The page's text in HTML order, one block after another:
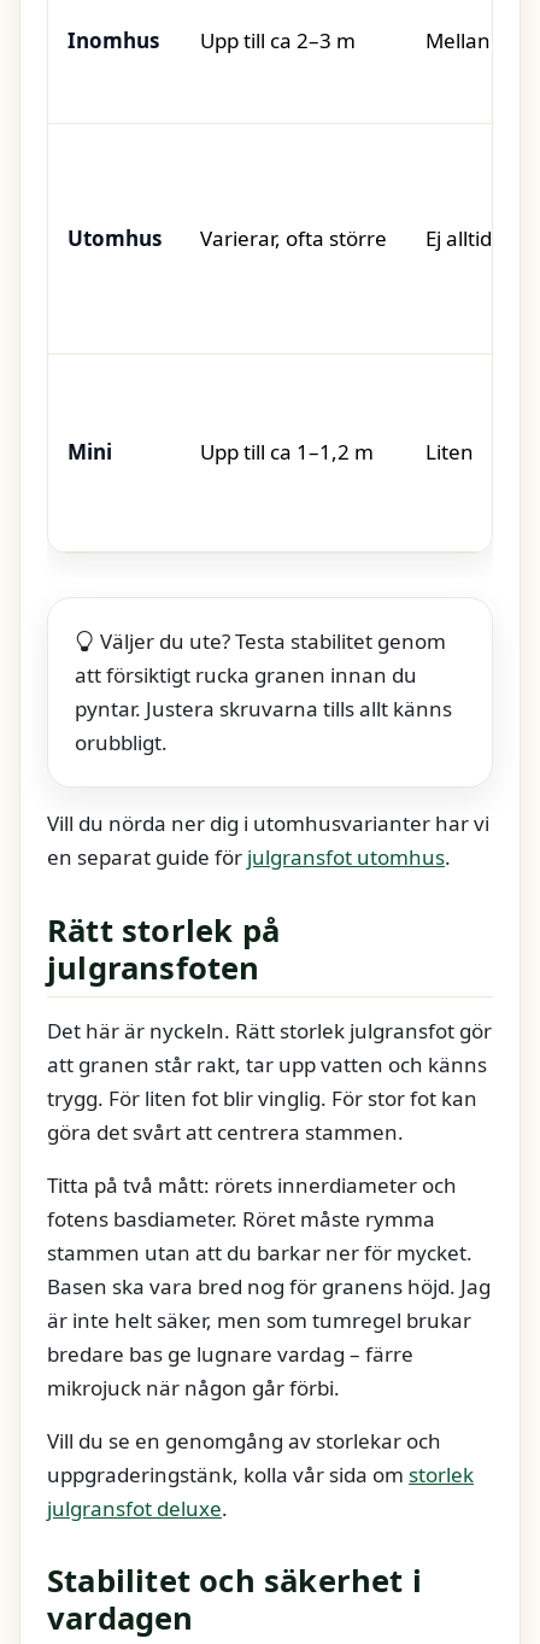
Inomhus Upp till ca 2–3 m Mellan till
Utomhus Varierar, ofta större Ej alltid
Mini Upp till ca 1–1,2 m Liten
Väljer du ute? Testa stabilitet genom
att försiktigt rucka granen innan du
pyntar. Justera skruvarna tills allt känns
orubbligt.
Vill du nörda ner dig i utomhusvarianter har vi
en separat guide för julgransfot utomhus.
Rätt storlek på
julgransfoten
Det här är nyckeln. Rätt storlek julgransfot gör
att granen står rakt, tar upp vatten och känns
trygg. För liten fot blir vinglig. För stor fot kan
göra det svårt att centrera stammen.
Titta på två mått: rörets innerdiameter och
fotens basdiameter. Röret måste rymma
stammen utan att du barkar ner för mycket.
Basen ska vara bred nog för granens höjd. Jag
är inte helt säker, men som tumregel brukar
bredare bas ge lugnare vardag – färre
mikrojuck när någon går förbi.
Vill du se en genomgång av storlekar och
uppgraderingstänk, kolla vår sida om storlek
julgransfot deluxe.
Stabilitet och säkerhet i
vardagen